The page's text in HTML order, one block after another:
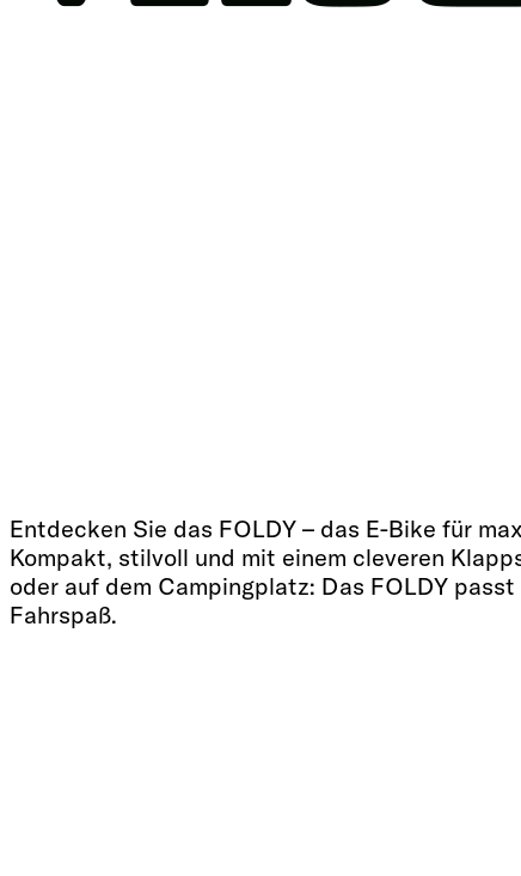
Entdecken Sie das FOLDY – das E-Bike für
Kompakt, stilvoll und mit einem cleveren
oder auf dem Campingplatz: Das FOLDY
Fahrspaß.